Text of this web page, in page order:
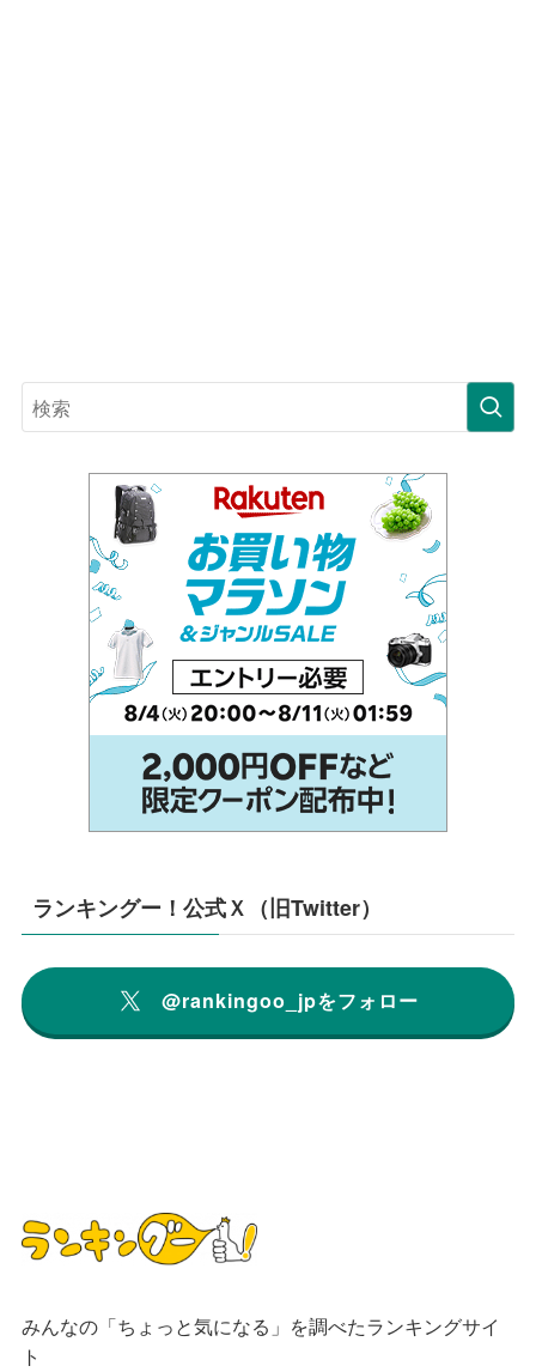
ランキングー！公式Ｘ（旧Twitter）
@rankingoo_jpをフォロー
みんなの「ちょっと気になる」を調べたランキングサイ
ト